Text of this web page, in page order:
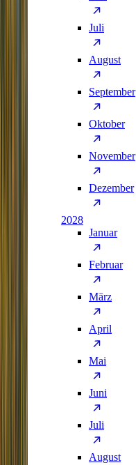
Juli
August
September
Oktober
November
Dezember
2028
Januar
Februar
März
April
Mai
Juni
Juli
August